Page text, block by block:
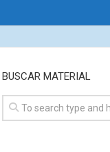
BUSCAR MATERIAL